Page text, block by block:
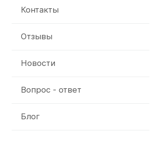
Контакты
Отзывы
Новости
Вопрос - ответ
Блог